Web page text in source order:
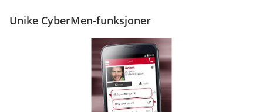
Unike CyberMen-funksjoner